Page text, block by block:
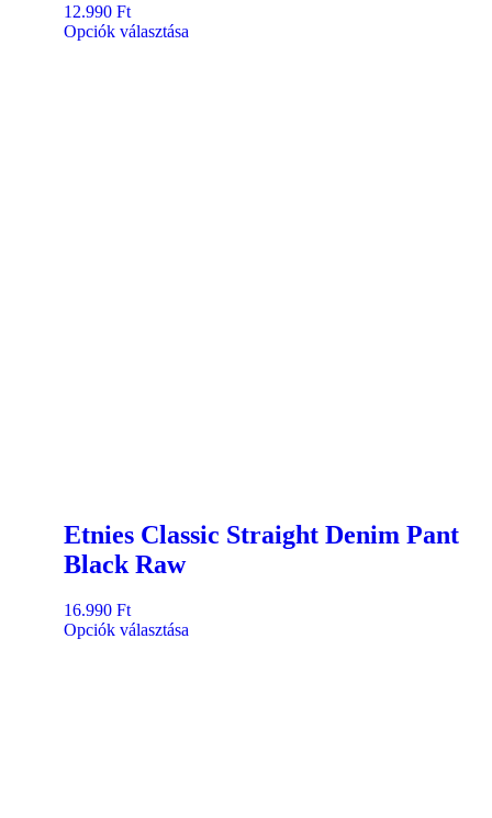
12.990 Ft
Opciók választása
Etnies Classic Straight Denim Pant
Black Raw
16.990 Ft
Opciók választása